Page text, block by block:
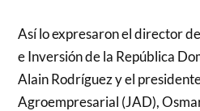
Así lo expresaron el director
e Inversión de la República
Alain Rodríguez y el
Agroempresarial (JAD),